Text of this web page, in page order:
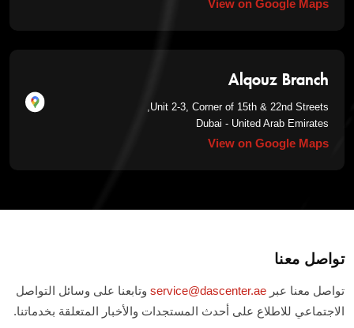
View on Google Maps
Alqouz Branch
Unit 2-3, Corner of 15th & 22nd Streets,
Dubai - United Arab Emirates
View on Google Maps
تواصل معنا
تواصل معنا عبر service@dascenter.ae وتابعنا على وسائل التواصل
الاجتماعي للاطلاع على أحدث المستجدات والأخبار المتعلقة بخدماتنا.